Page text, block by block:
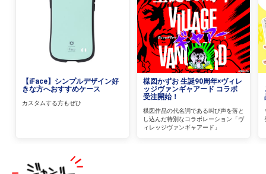
【iFace】シンプルデザイン好
きな方へおすすめケース
カスタムする方もぜひ
楳図かずお 生誕90周年×ヴィレ
ッジヴァンギャアード コラボ
受注開始！
楳図作品の代名詞である叫び声を落と
し込んだ特別なコラボレーション「ヴ
ィレッジヴァンギャアード」